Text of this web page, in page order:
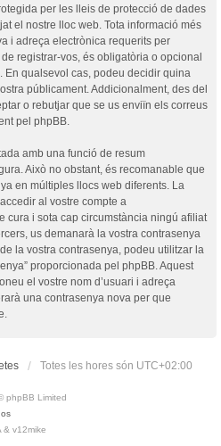
per les lleis de protecció de dades
el nostre lloc web. Tota informació més
i adreça electrònica requerits per
registrar-vos, és obligatòria o opcional
En qualsevol cas, podeu decidir quina
públicament. Addicionalment, des del
o rebutjar que se us enviïn els correus
pel phpBB.
amb una funció de resum
Això no obstant, és recomanable que
en múltiples llocs web diferents. La
al vostre compte a
cura i sota cap circumstància ningú afiliat
us demanarà la vostra contrasenya
la vostra contrasenya, podeu utilitzar la
proporcionada pel phpBB. Aquest
el vostre nom d’usuari i adreça
una contrasenya nova per que
Totes les hores són UTC+02:00
phpBB Limited
& v12mike